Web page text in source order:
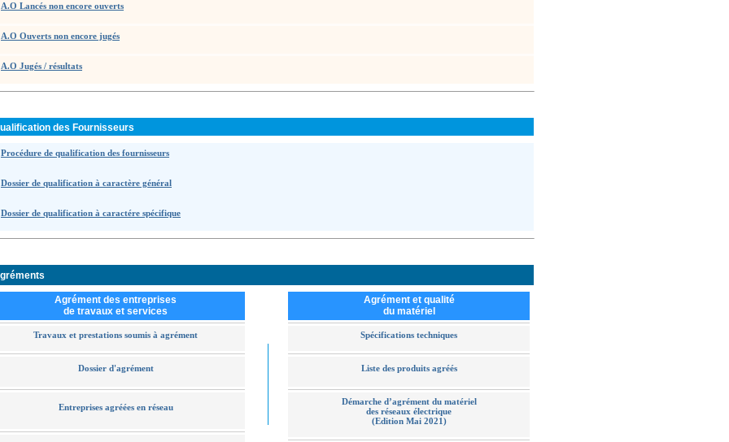
A.O Lancés non encore ouverts
A.O Ouverts non encore jugés
A.O Jugés / résultats
des Fournisseurs
Procédure de qualification des fournisseurs
Dossier de qualification à caractère général
Dossier de qualification à caractére spécifique
Agrément des entreprises
de travaux et services
Travaux et prestations soumis à agrément
Dossier d'agrément
Entreprises agréées en réseau
Agrément et qualité
du matériel
Spécifications techniques
Liste des produits agréés
Démarche d’agrément du matériel
des réseaux électrique
(Edition Mai 2021)